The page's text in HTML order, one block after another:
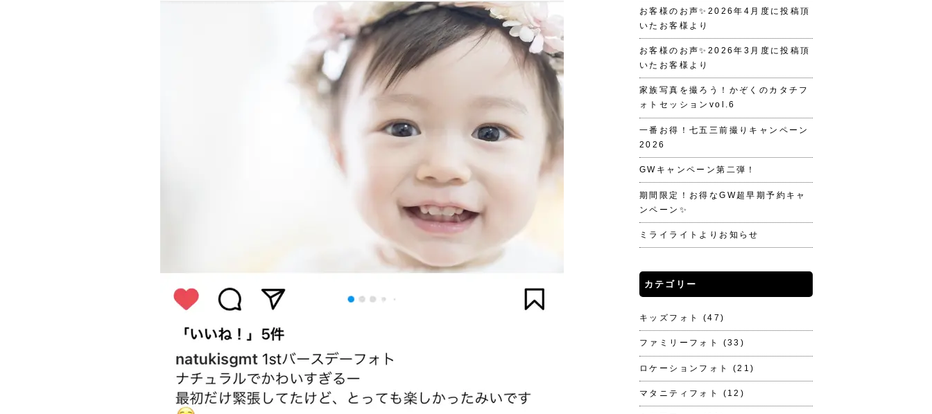
お客様のお声✨2026年4月度に投稿頂
いたお客様より
お客様のお声✨2026年3月度に投稿頂
いたお客様より
家族写真を撮ろう！かぞくのカタチフ
ォトセッションvol.6
一番お得！七五三前撮りキャンペーン
2026
GWキャンペーン第二弾！
期間限定！お得なGW超早期予約キャ
ンペーン✨
ミライライトよりお知らせ
カテゴリー
キッズフォト (47)
ファミリーフォト (33)
ロケーションフォト (21)
マタニティフォト (12)